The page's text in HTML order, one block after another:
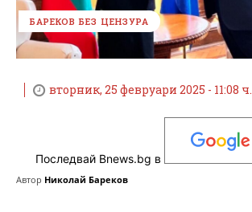
БАРЕКОВ БЕЗ ЦЕНЗУРА
вторник, 25 февруари 2025 - 11:08 ч.
Последвай Bnews.bg в
Автор Николай Бареков